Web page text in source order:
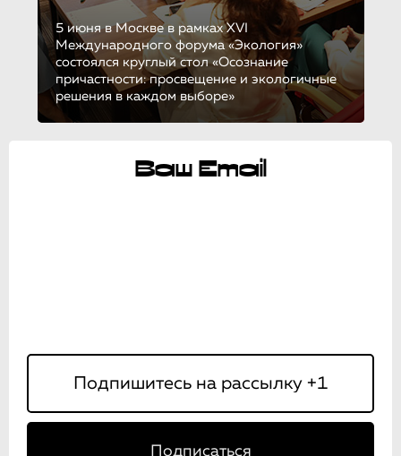
5 июня в Москве в рамках XVI
Международного форума «Экология»
состоялся круглый стол «Осознание
причастности: просвещение и экологичные
решения в каждом выборе»
Ваш Email
Подписаться